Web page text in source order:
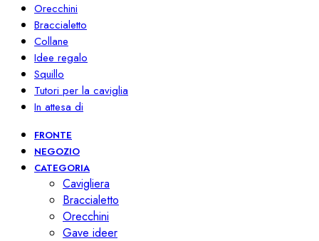
Orecchini
Braccialetto
Collane
Idee regalo
Squillo
Tutori per la caviglia
In attesa di
FRONTE
NEGOZIO
CATEGORIA
Cavigliera
Braccialetto
Orecchini
Gave ideer